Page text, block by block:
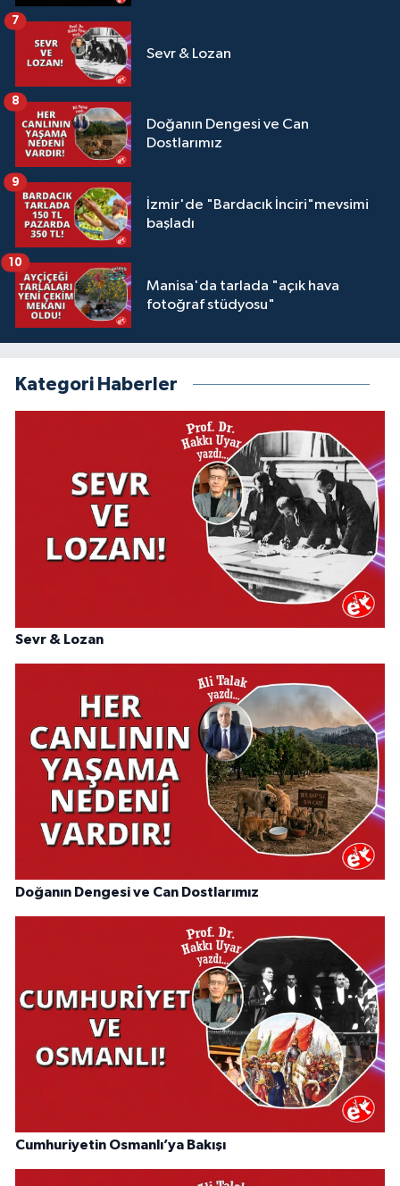
Sevr & Lozan
7
Doğanın Dengesi ve Can
Dostlarımız
8
İzmir'de "Bardacık İnciri"mevsimi
başladı
9
Manisa'da tarlada "açık hava
fotoğraf stüdyosu"
10
Kategori Haberler
Sevr & Lozan
Doğanın Dengesi ve Can Dostlarımız
Cumhuriyetin Osmanlı’ya Bakışı